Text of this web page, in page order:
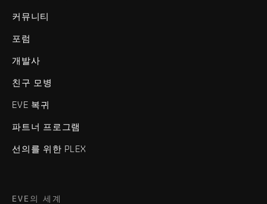
커뮤니티
포럼
개발사
친구 모병
EVE 복귀
파트너 프로그램
선의를 위한 PLEX
EVE의 세계